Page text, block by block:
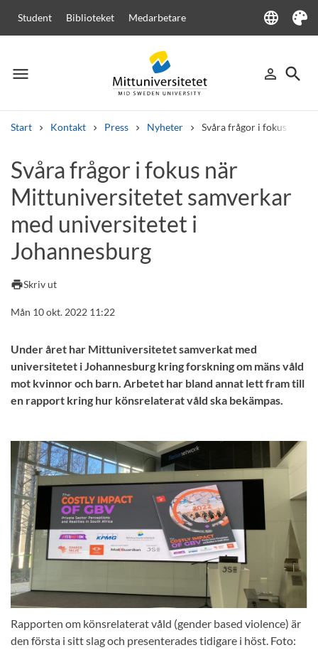
Student Biblioteket Medarbetare language
Language
Tema
menu
Meny person_outline
Logga in
search
Sök
Start Kontakt Press Nyheter Svåra frågor i fokus när
Andra söktjänster
Kurser och program Kursplaner VälkomstbrevPersonal
Lediga jobb
Svåra frågor i fokus när
Mittuniversitetet samverkar
med universitetet i
Johannesburg
printSkriv ut
Mån 10 okt. 2022 11:22
Under året har Mittuniversitetet samverkat med
universitetet i Johannesburg kring forskning om mäns våld
mot kvinnor och barn. Arbetet har bland annat lett fram till
en rapport kring hur könsrelaterat våld ska bekämpas.
Rapporten om könsrelaterat våld (gender based violence) är
den första i sitt slag och presenterades tidigare i höst. Foto: